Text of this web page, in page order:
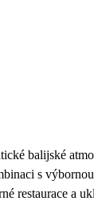
balijské
s
restaurace a